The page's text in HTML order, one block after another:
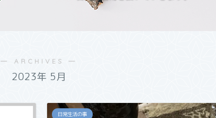
― ARCHIVES ―
2023年 5月
日常生活の事